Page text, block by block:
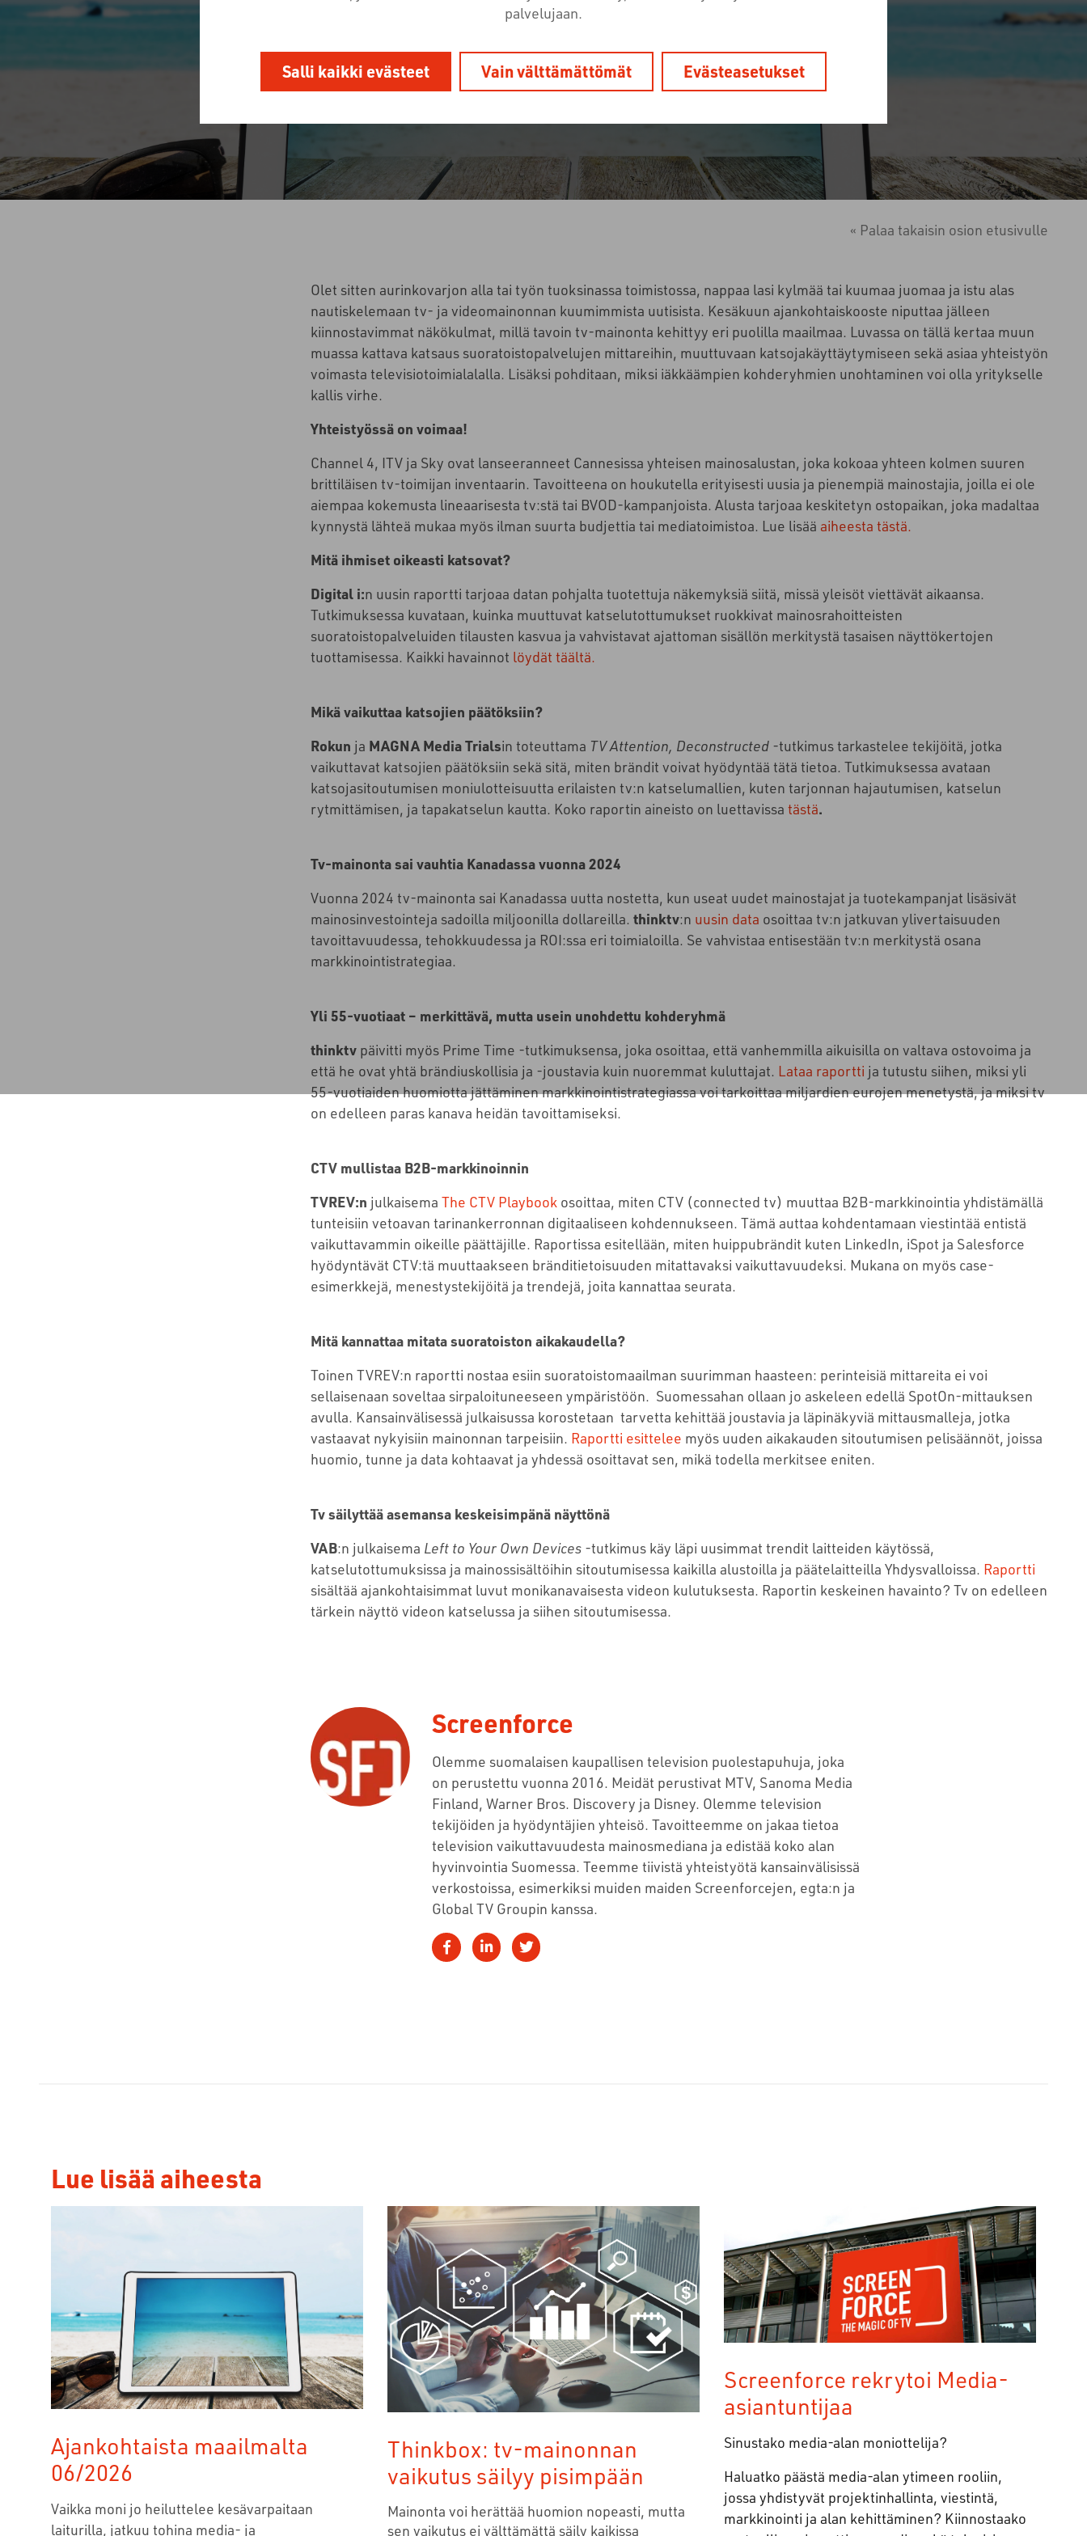
palvelujaan.
Salli kaikki evästeet Vain välttämättömät Evästeasetukset
27.6.2025 Uutishuone
« Palaa takaisin osion etusivulle
Olet sitten aurinkovarjon alla tai työn tuoksinassa toimistossa, nappaa lasi kylmää tai kuumaa juomaa ja istu alas
nautiskelemaan tv- ja videomainonnan kuumimmista uutisista. Kesäkuun ajankohtaiskooste niputtaa jälleen
kiinnostavimmat näkökulmat, millä tavoin tv-mainonta kehittyy eri puolilla maailmaa. Luvassa on tällä kertaa muun
muassa kattava katsaus suoratoistopalvelujen mittareihin, muuttuvaan katsojakäyttäytymiseen sekä asiaa yhteistyön
voimasta televisiotoimialalalla. Lisäksi pohditaan, miksi iäkkäämpien kohderyhmien unohtaminen voi olla yritykselle
kallis virhe.
Yhteistyössä on voimaa!
Channel 4, ITV ja Sky ovat lanseeranneet Cannesissa yhteisen mainosalustan, joka kokoaa yhteen kolmen suuren
brittiläisen tv-toimijan inventaarin. Tavoitteena on houkutella erityisesti uusia ja pienempiä mainostajia, joilla ei ole
aiempaa kokemusta lineaarisesta tv:stä tai BVOD-kampanjoista. Alusta tarjoaa keskitetyn ostopaikan, joka madaltaa
kynnystä lähteä mukaa myös ilman suurta budjettia tai mediatoimistoa. Lue lisää aiheesta tästä.
Mitä ihmiset oikeasti katsovat?
Digital i:n uusin raportti tarjoaa datan pohjalta tuotettuja näkemyksiä siitä, missä yleisöt viettävät aikaansa.
Tutkimuksessa kuvataan, kuinka muuttuvat katselutottumukset ruokkivat mainosrahoitteisten
suoratoistopalveluiden tilausten kasvua ja vahvistavat ajattoman sisällön merkitystä tasaisen näyttökertojen
tuottamisessa. Kaikki havainnot löydät täältä.
Mikä vaikuttaa katsojien päätöksiin?
Rokun ja MAGNA Media Trialsin toteuttama TV Attention, Deconstructed -tutkimus tarkastelee tekijöitä, jotka
vaikuttavat katsojien päätöksiin sekä sitä, miten brändit voivat hyödyntää tätä tietoa. Tutkimuksessa avataan
katsojasitoutumisen moniulotteisuutta erilaisten tv:n katselumallien, kuten tarjonnan hajautumisen, katselun
rytmittämisen, ja tapakatselun kautta. Koko raportin aineisto on luettavissa tästä.
Tv-mainonta sai vauhtia Kanadassa vuonna 2024
Vuonna 2024 tv-mainonta sai Kanadassa uutta nostetta, kun useat uudet mainostajat ja tuotekampanjat lisäsivät
mainosinvestointeja sadoilla miljoonilla dollareilla. thinktv:n uusin data osoittaa tv:n jatkuvan ylivertaisuuden
tavoittavuudessa, tehokkuudessa ja ROI:ssa eri toimialoilla. Se vahvistaa entisestään tv:n merkitystä osana
markkinointistrategiaa.
Yli 55-vuotiaat – merkittävä, mutta usein unohdettu kohderyhmä
thinktv päivitti myös Prime Time -tutkimuksensa, joka osoittaa, että vanhemmilla aikuisilla on valtava ostovoima ja
että he ovat yhtä brändiuskollisia ja -joustavia kuin nuoremmat kuluttajat. Lataa raportti ja tutustu siihen, miksi yli
55-vuotiaiden huomiotta jättäminen markkinointistrategiassa voi tarkoittaa miljardien eurojen menetystä, ja miksi tv
on edelleen paras kanava heidän tavoittamiseksi.
CTV mullistaa B2B-markkinoinnin
TVREV:n julkaisema The CTV Playbook osoittaa, miten CTV (connected tv) muuttaa B2B-markkinointia yhdistämällä
tunteisiin vetoavan tarinankerronnan digitaaliseen kohdennukseen. Tämä auttaa kohdentamaan viestintää entistä
vaikuttavammin oikeille päättäjille. Raportissa esitellään, miten huippubrändit kuten LinkedIn, iSpot ja Salesforce
hyödyntävät CTV:tä muuttaakseen bränditietoisuuden mitattavaksi vaikuttavuudeksi. Mukana on myös case-
esimerkkejä, menestystekijöitä ja trendejä, joita kannattaa seurata.
Mitä kannattaa mitata suoratoiston aikakaudella?
Toinen TVREV:n raportti nostaa esiin suoratoistomaailman suurimman haasteen: perinteisiä mittareita ei voi
sellaisenaan soveltaa sirpaloituneeseen ympäristöön. Suomessahan ollaan jo askeleen edellä SpotOn-mittauksen
avulla. Kansainvälisessä julkaisussa korostetaan tarvetta kehittää joustavia ja läpinäkyviä mittausmalleja, jotka
vastaavat nykyisiin mainonnan tarpeisiin. Raportti esittelee myös uuden aikakauden sitoutumisen pelisäännöt, joissa
huomio, tunne ja data kohtaavat ja yhdessä osoittavat sen, mikä todella merkitsee eniten.
Tv säilyttää asemansa keskeisimpänä näyttönä
VAB:n julkaisema Left to Your Own Devices -tutkimus käy läpi uusimmat trendit laitteiden käytössä,
katselutottumuksissa ja mainossisältöihin sitoutumisessa kaikilla alustoilla ja päätelaitteilla Yhdysvalloissa. Raportti
sisältää ajankohtaisimmat luvut monikanavaisesta videon kulutuksesta. Raportin keskeinen havainto? Tv on edelleen
tärkein näyttö videon katselussa ja siihen sitoutumisessa.
Screenforce
Olemme suomalaisen kaupallisen television puolestapuhuja, joka
on perustettu vuonna 2016. Meidät perustivat MTV, Sanoma Media
Finland, Warner Bros. Discovery ja Disney. Olemme television
tekijöiden ja hyödyntäjien yhteisö. Tavoitteemme on jakaa tietoa
television vaikuttavuudesta mainosmediana ja edistää koko alan
hyvinvointia Suomessa. Teemme tiivistä yhteistyötä kansainvälisissä
verkostoissa, esimerkiksi muiden maiden Screenforcejen, egta:n ja
Global TV Groupin kanssa.
Lue lisää aiheesta
Ajankohtaista maailmalta
06/2026
Vaikka moni jo heiluttelee kesävarpaitaan
laiturilla, jatkuu tohina media- ja
Thinkbox: tv-mainonnan
vaikutus säilyy pisimpään
Mainonta voi herättää huomion nopeasti, mutta
sen vaikutus ei välttämättä säily kaikissa
Screenforce rekrytoi Media-
asiantuntijaa
Sinustako media-alan moniottelija?
Haluatko päästä media-alan ytimeen rooliin,
jossa yhdistyvät projektinhallinta, viestintä,
markkinointi ja alan kehittäminen? Kiinnostaako